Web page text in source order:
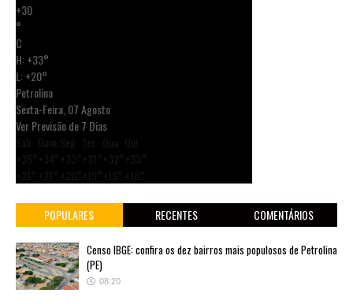
+30
°
C
H:+33°
L:+20°
Petrolina
Sexta-Feira, 07 Agosto
Ver Previsão de 7 Dias
POPULARES RECENTES COMENTÁRIOS
Censo IBGE: confira os dez bairros mais populosos de Petrolina
(PE)
08:20